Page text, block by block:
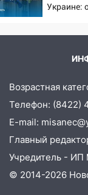
Украине:
Возрастная
Телефон: (8422)
E-mail:
Главный
Учредитель - ИП
© 2014-2026